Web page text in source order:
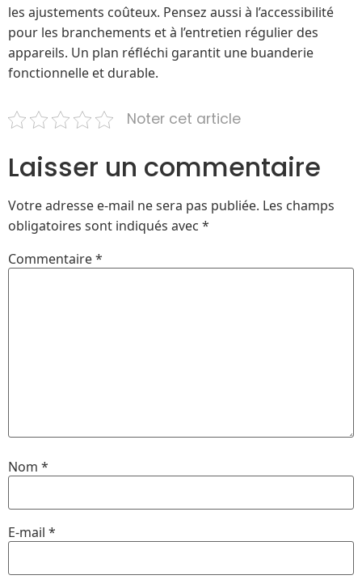
les ajustements coûteux. Pensez aussi à l’accessibilité
pour les branchements et à l’entretien régulier des
appareils. Un plan réfléchi garantit une buanderie
fonctionnelle et durable.
Noter cet article
Laisser un commentaire
Votre adresse e-mail ne sera pas publiée. Les champs
obligatoires sont indiqués avec *
Commentaire*
Nom *
E-mail *